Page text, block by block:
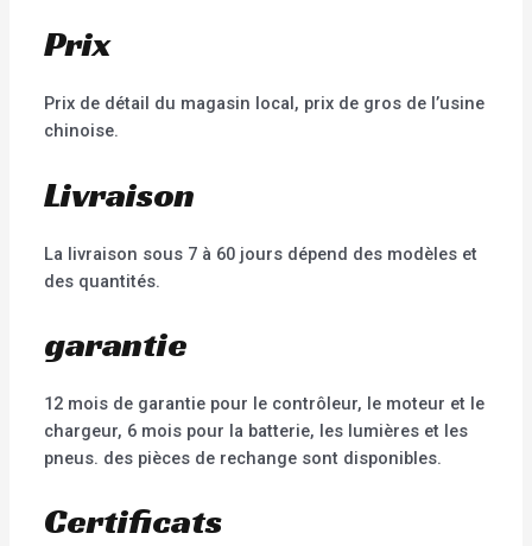
Prix
Prix de détail du magasin local, prix de gros de l’usine
chinoise.
Livraison
La livraison sous 7 à 60 jours dépend des modèles et
des quantités.
garantie
12 mois de garantie pour le contrôleur, le moteur et le
chargeur, 6 mois pour la batterie, les lumières et les
pneus. des pièces de rechange sont disponibles.
Certificats